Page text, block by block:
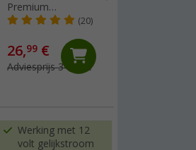
Premium
dompelpomp
(20)
26,99 €
Adviesprijs 34,99 €
Werking met 12
volt gelijkstroom